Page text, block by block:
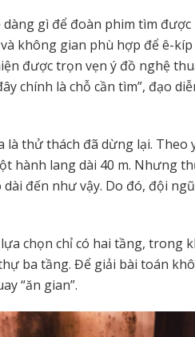
gì để đoàn phim tìm được
không gian phù hợp để ê-
được trọn vẹn ý đồ nghệ
chính là chỗ cần tìm”, đạo
thử thách đã dừng lại. Theo
hành lang dài 40 m. Nhưng
đến như vậy. Do đó, đội
chọn chỉ có hai tầng, trong
ba tầng. Để giải bài toán
“ăn gian”.